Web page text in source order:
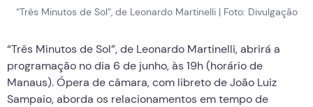
“Três Minutos de Sol”, de Leonardo Martinelli | Foto: Divulgação
“Três Minutos de Sol”, de Leonardo Martinelli, abrirá a
programação no dia 6 de junho, às 19h (horário de
Manaus). Ópera de câmara, com libreto de João Luiz
Sampaio, aborda os relacionamentos em tempo de